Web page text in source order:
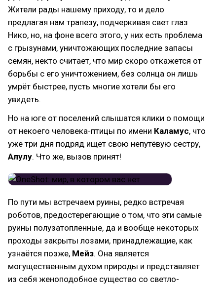
Жители рады нашему приходу, то и дело
предлагая нам трапезу, подчеркивая свет глаз
Нико, но, на фоне всего этого, у них есть проблема
с грызунами, уничтожающих последние запасы
семян, некто считает, что мир скоро откажется от
борьбы с его уничтожением, без солнца он лишь
умрёт быстрее, пусть многие хотели бы его
увидеть.
Но на юге от поселений слышатся клики о помощи
от некоего человека-птицы по имени Каламус, что
уже три дня подряд ищет свою непутёвую сестру,
Алулу. Что же, вызов принят!
По пути мы встречаем руины, редко встречая
роботов, предостерегающие о том, что эти самые
руины полузатопленные, да и вообще некоторых
проходы закрыты лозами, принадлежащие, как
узнаётся позже, Мейз. Она является
могущественным духом природы и представляет
из себя женоподобное существо со светло-